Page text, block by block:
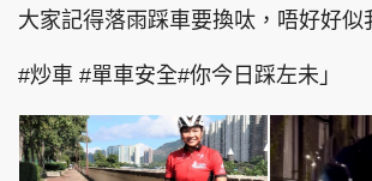
大家記得落雨踩車要換呔，唔好好似
#炒車 #單車安全#你今日踩左未」